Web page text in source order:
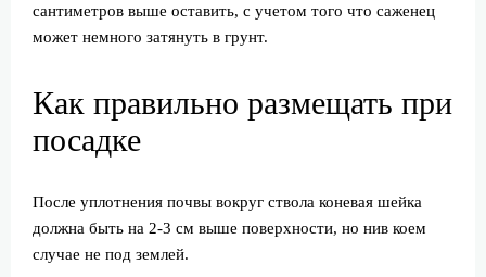
сантиметров выше оставить, с учетом того что саженец
может немного затянуть в грунт.
Как правильно размещать при
посадке
После уплотнения почвы вокруг ствола коневая шейка
должна быть на 2-3 см выше поверхности, но нив коем
случае не под землей.